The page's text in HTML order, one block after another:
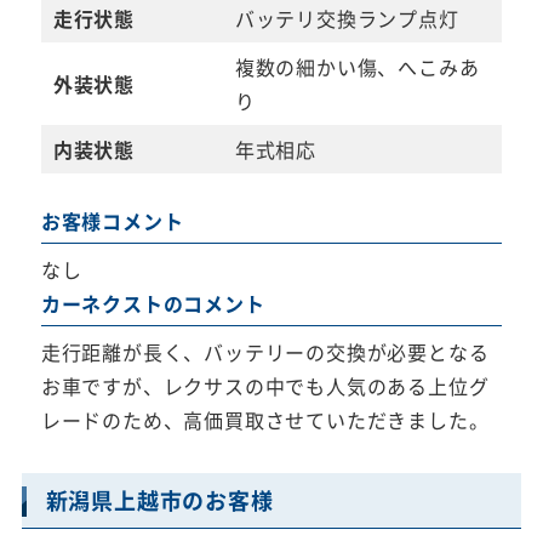
走行状態 バッテリ交換ランプ点灯
外装状態
複数の細かい傷、へこみあ
り
内装状態
年式相応
お客様コメント
なし
カーネクストのコメント
走行距離が長く、バッテリーの交換が必要となる
お車ですが、レクサスの中でも人気のある上位グ
レードのため、高価買取させていただきました。
新潟県上越市のお客様